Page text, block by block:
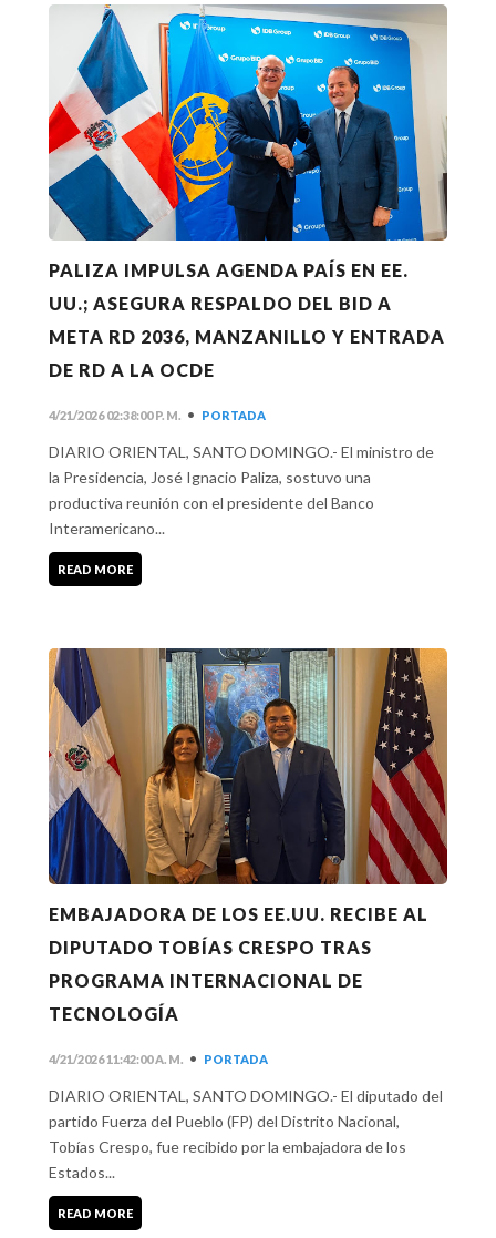
PALIZA IMPULSA AGENDA PAÍS EN EE.
UU.; ASEGURA RESPALDO DEL BID A
META RD 2036, MANZANILLO Y ENTRADA
DE RD A LA OCDE
4/21/2026 02:38:00 P. M. • PORTADA
DIARIO ORIENTAL, SANTO DOMINGO.- El ministro de
la Presidencia, José Ignacio Paliza, sostuvo una
productiva reunión con el presidente del Banco
Interamericano...
READ MORE
EMBAJADORA DE LOS EE.UU. RECIBE AL
DIPUTADO TOBÍAS CRESPO TRAS
PROGRAMA INTERNACIONAL DE
TECNOLOGÍA
4/21/2026 11:42:00 A. M. • PORTADA
DIARIO ORIENTAL, SANTO DOMINGO.- El diputado del
partido Fuerza del Pueblo (FP) del Distrito Nacional,
Tobías Crespo, fue recibido por la embajadora de los
Estados...
READ MORE